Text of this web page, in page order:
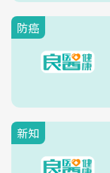
防癌
新知